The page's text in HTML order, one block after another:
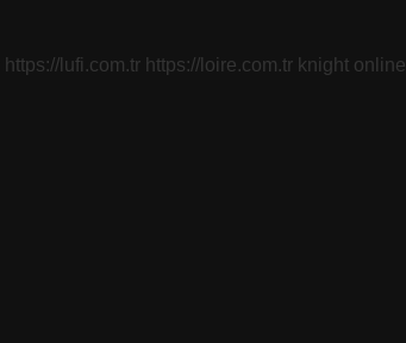
https://lufi.com.tr https://loire.com.tr knight online